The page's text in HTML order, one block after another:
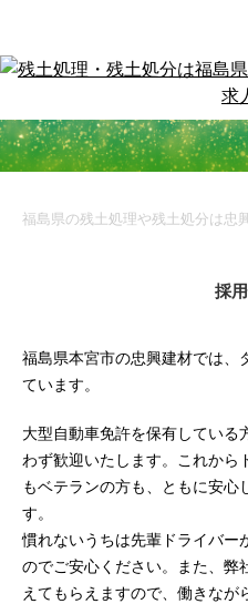
福島県の残土処理や残土処分は忠
採
福島県本宮市の忠興建材では、
ています。
大型自動車免許を保有している
わず歓迎いたします。これか
もベテランの方も、ともに安心
す。
慣れないうちは先輩ドライバー
のでご安心ください。また、弊
えてもらえますので、働きな